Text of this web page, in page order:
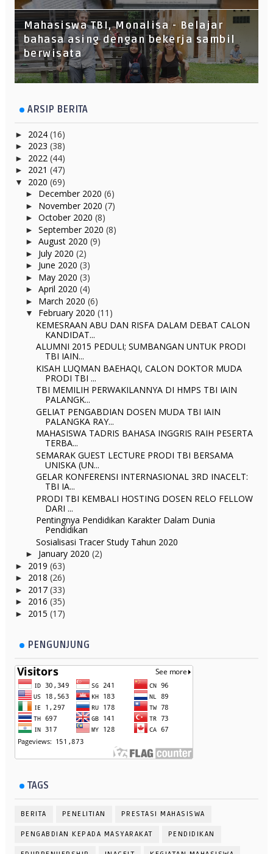
Mahasiswa TBI, Monalisa - Belajar
bahasa asing dengan bekerja sambil
berwisata
ARSIP BERITA
► 2024 (16)
► 2023 (38)
► 2022 (44)
► 2021 (47)
▼ 2020 (69)
► December 2020 (6)
► November 2020 (7)
► October 2020 (8)
► September 2020 (8)
► August 2020 (9)
► July 2020 (2)
► June 2020 (3)
► May 2020 (3)
► April 2020 (4)
► March 2020 (6)
▼ February 2020 (11)
KEMESRAAN ABU DAN RISFA DALAM DEBAT CALON
KANDIDAT...
ALUMNI 2015 PEDULI; SUMBANGAN UNTUK PRODI
TBI IAIN...
KISAH LUQMAN BAEHAQI, CALON DOKTOR MUDA
PRODI TBI ...
TBI MEMILIH PERWAKILANNYA DI HMPS TBI IAIN
PALANGK...
GELIAT PENGABDIAN DOSEN MUDA TBI IAIN
PALANGKA RAY...
MAHASISWA TADRIS BAHASA INGGRIS RAIH PESERTA
TERBA...
SEMARAK GUEST LECTURE PRODI TBI BERSAMA
UNISKA (UN...
GELAR KONFERENSI INTERNASIONAL 3RD INACELT:
TBI IA...
PRODI TBI KEMBALI HOSTING DOSEN RELO FELLOW
DARI ...
Pentingnya Pendidikan Karakter Dalam Dunia
Pendidikan
Sosialisasi Tracer Study Tahun 2020
► January 2020 (2)
► 2019 (63)
► 2018 (26)
► 2017 (33)
► 2016 (35)
► 2015 (17)
PENGUNJUNG
TAGS
BERITA PENELITIAN PRESTASI MAHASISWA
PENGABDIAN KEPADA MASYARAKAT PENDIDIKAN